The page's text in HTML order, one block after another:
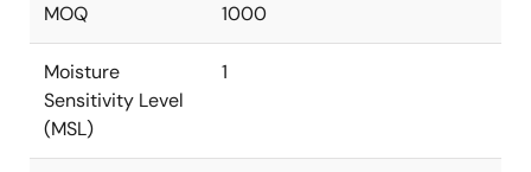
MOQ 1000
Moisture
Sensitivity Level
(MSL)
1